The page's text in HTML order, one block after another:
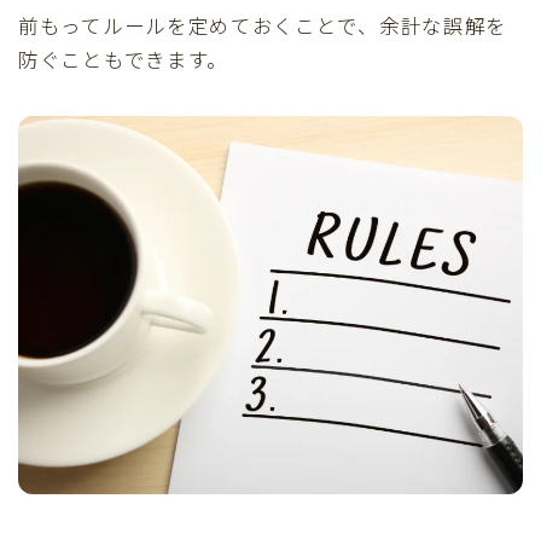
前もってルールを定めておくことで、余計な誤解を
防ぐこともできます。